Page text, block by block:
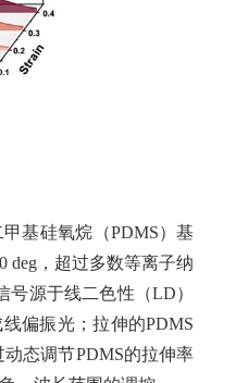
基硅氧烷（PDMS）基
deg，超过多数等离子纳
源于线二色性（LD）
偏振光；拉伸的PDMS
态调节PDMS的拉伸率